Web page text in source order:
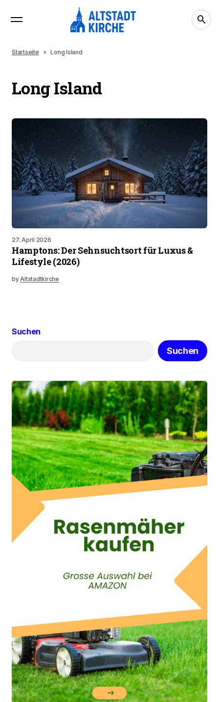
Startseite Long Island
Long Island
27. April 2026
Hamptons: Der Sehnsuchtsort für Luxus &
Lifestyle (2026)
byAltstadtkirche
Suchen
Suchen